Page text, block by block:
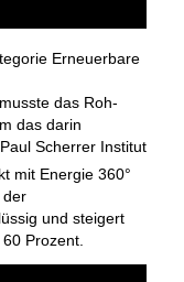
Erneuerbare
das Roh-
das darin
Scherrer Institut
mit Energie 360°
der
und steigert
Prozent.